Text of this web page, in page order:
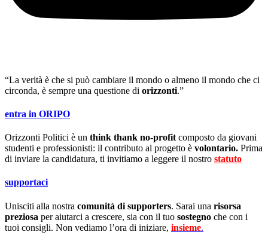
“La verità è che si può cambiare il mondo o almeno il mondo che ci
circonda, è sempre una questione di orizzonti.”
entra in ORIPO
Orizzonti Politici è un think thank no-profit composto da giovani
studenti e professionisti: il contributo al progetto è volontario. Prima
di inviare la candidatura, ti invitiamo a leggere il nostro statuto
supportaci
Unisciti alla nostra comunità di supporters. Sarai una risorsa
preziosa per aiutarci a crescere, sia con il tuo sostegno che con i
tuoi consigli. Non vediamo l’ora di iniziare, insieme.